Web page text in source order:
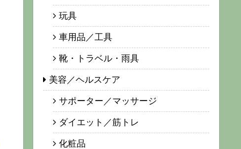
玩具
車用品／工具
靴・トラベル・雨具
美容／ヘルスケア
サポーター／マッサージ
ダイエット／筋トレ
化粧品